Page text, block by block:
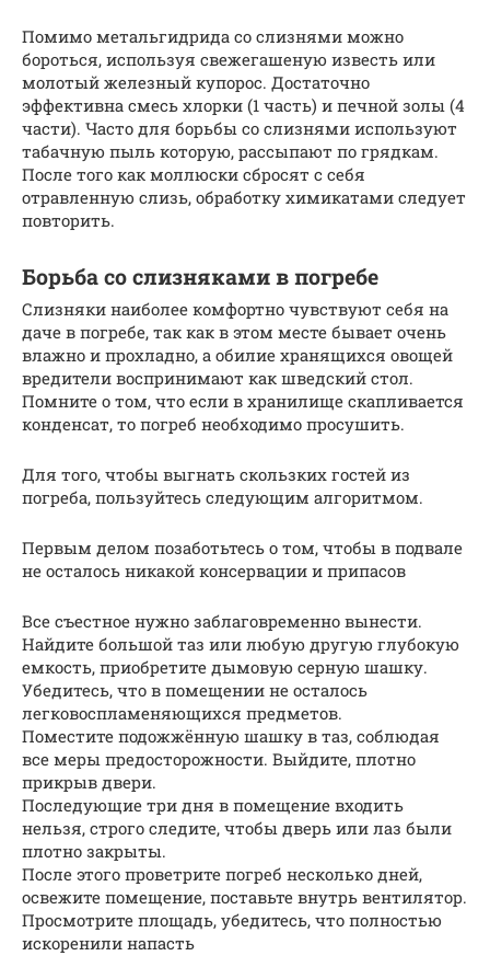
Помимо метальгидрида со слизнями можно
бороться, используя свежегашеную известь или
молотый железный купорос. Достаточно
эффективна смесь хлорки (1 часть) и печной золы (4
части). Часто для борьбы со слизнями используют
табачную пыль которую, рассыпают по грядкам.
После того как моллюски сбросят с себя
отравленную слизь, обработку химикатами следует
повторить.
Борьба со слизняками в погребе
Слизняки наиболее комфортно чувствуют себя на
даче в погребе, так как в этом месте бывает очень
влажно и прохладно, а обилие хранящихся овощей
вредители воспринимают как шведский стол.
Помните о том, что если в хранилище скапливается
конденсат, то погреб необходимо просушить.
Для того, чтобы выгнать скользких гостей из
погреба, пользуйтесь следующим алгоритмом.
Первым делом позаботьтесь о том, чтобы в подвале
не осталось никакой консервации и припасов
Все съестное нужно заблаговременно вынести.
Найдите большой таз или любую другую глубокую
емкость, приобретите дымовую серную шашку.
Убедитесь, что в помещении не осталось
легковоспламеняющихся предметов.
Поместите подожжённую шашку в таз, соблюдая
все меры предосторожности. Выйдите, плотно
прикрыв двери.
Последующие три дня в помещение входить
нельзя, строго следите, чтобы дверь или лаз были
плотно закрыты.
После этого проветрите погреб несколько дней,
освежите помещение, поставьте внутрь вентилятор.
Просмотрите площадь, убедитесь, что полностью
искоренили напасть